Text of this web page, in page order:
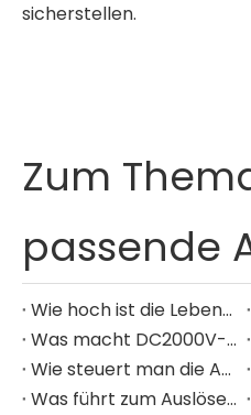
sicherstellen.
Zum
passende
Wie hoch ist die Lebenserwartung eines Kompaktleistungsschalters?
Was macht DC2000V-MCCBs besser für Anwendungen im Bereich erneuerbare Energien geeignet?
Wie steuert man die Ausgangsspannung eines Transformators?
Was führt zum Auslösen eines Kompaktleistungsschalters?